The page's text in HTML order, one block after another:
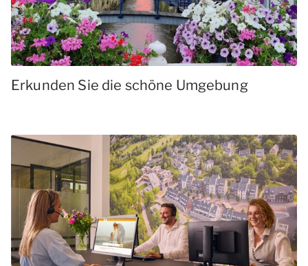
Erkunden Sie die schöne Umgebung